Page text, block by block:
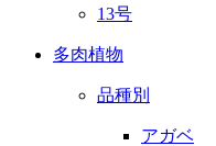
13号
多肉植物
品種別
アガベ